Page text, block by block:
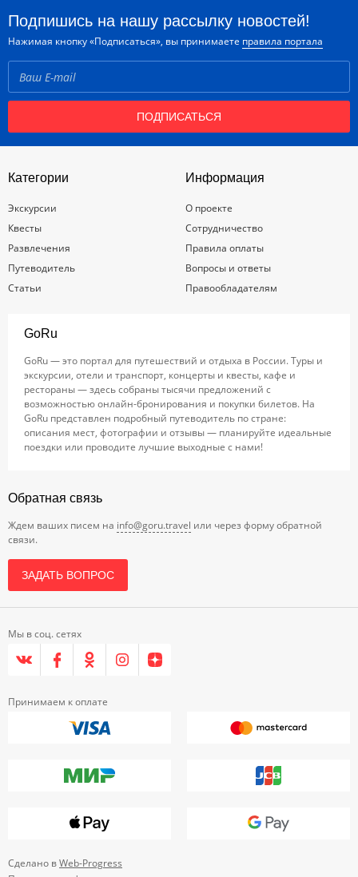
Подпишись на нашу рассылку новостей!
Нажимая кнопку «Подписаться», вы принимаете правила портала
ПОДПИСАТЬСЯ
Категории
Экскурсии
Квесты
Развлечения
Путеводитель
Статьи
Информация
О проекте
Сотрудничество
Правила оплаты
Вопросы и ответы
Правообладателям
GoRu
GoRu — это портал для путешествий и отдыха в России. Туры и
экскурсии, отели и транспорт, концерты и квесты, кафе и
рестораны — здесь собраны тысячи предложений с
возможностью онлайн-бронирования и покупки билетов. На
GoRu представлен подробный путеводитель по стране:
описания мест, фотографии и отзывы — планируйте идеальные
поездки или проводите лучшие выходные с нами!
Обратная связь
Ждем ваших писем на info@goru.travel или через форму обратной
связи.
ЗАДАТЬ ВОПРОС
Мы в соц. сетях
Принимаем к оплате
Сделано вWeb-Progress